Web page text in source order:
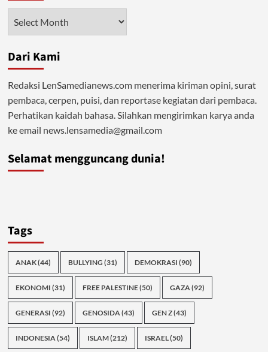
Dari Kami
Redaksi LenSamedianews.com menerima kiriman opini, surat
pembaca, cerpen, puisi, dan reportase kegiatan dari pembaca.
Perhatikan kaidah bahasa. Silahkan mengirimkan karya anda
ke email news.lensamedia@gmail.com
Selamat mengguncang dunia!
Tags
ANAK(44) BULLYING (31) DEMOKRASI (90)
EKONOMI (31) FREE PALESTINE(50) GAZA(92)
GENERASI (92) GENOSIDA(43) GEN Z(43)
INDONESIA(54) ISLAM(212) ISRAEL(50)